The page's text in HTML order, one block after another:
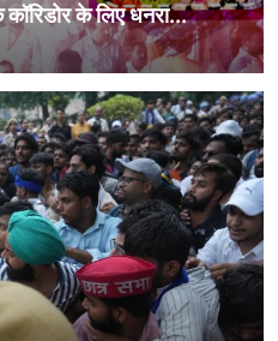
के लिए धनरा...